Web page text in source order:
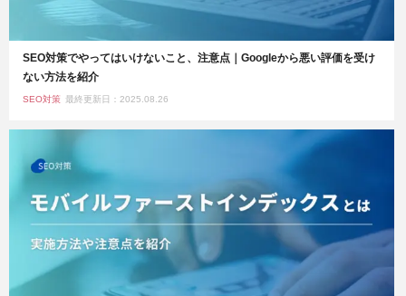
SEO対策でやってはいけないこと、注意点｜Googleから悪い評価を受け
ない方法を紹介
SEO対策 最終更新日：2025.08.26